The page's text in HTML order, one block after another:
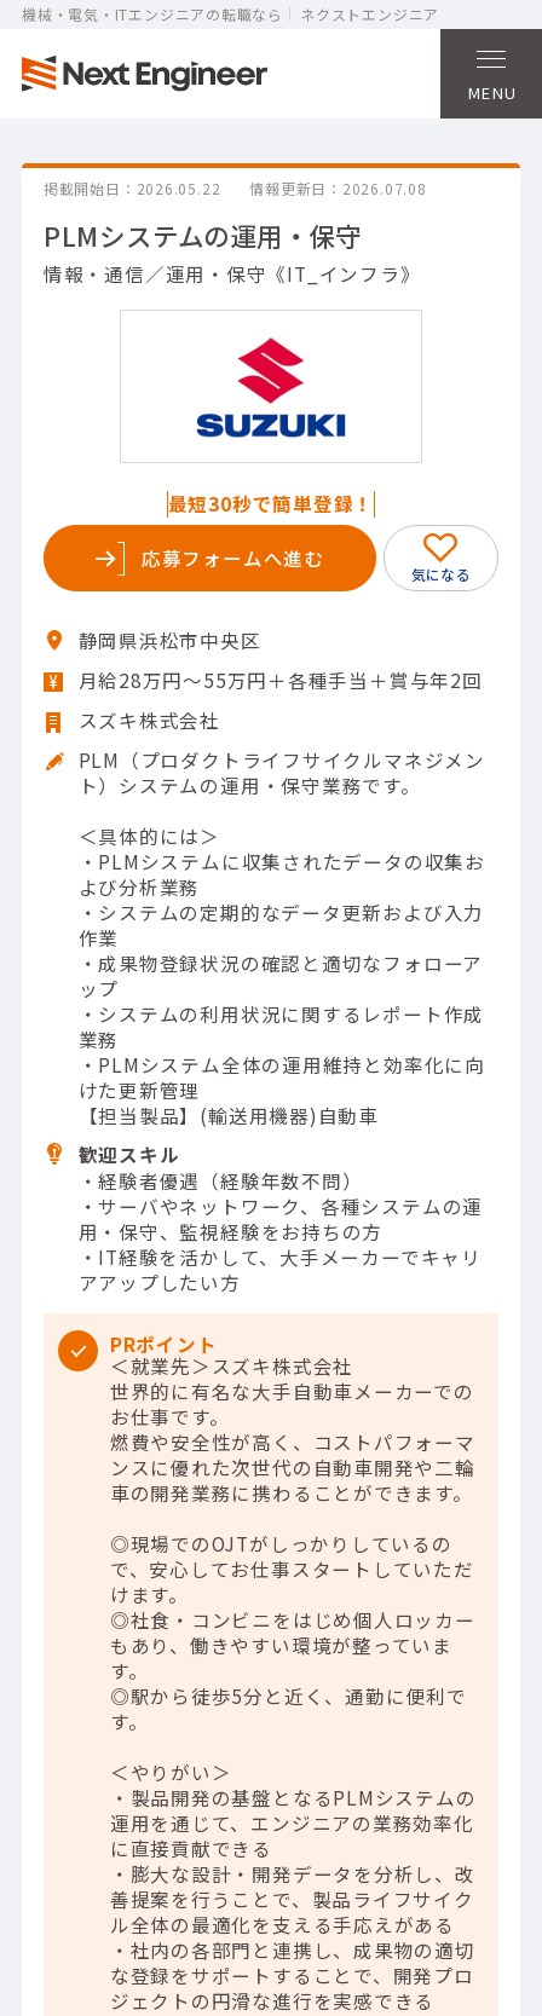
機械・電気・ITエンジニアの転職なら ネクストエンジニア
MENU
掲載開始日 2026.05.22 情報更新日 2026.07.08
PLMシステムの運用・保守
情報・通信／運用・保守《IT_インフラ》
最短30秒で簡単登録！
応募フォームへ進む
静岡県浜松市中央区
月給28万円～55万円＋各種手当＋賞与年2回
スズキ株式会社
PLM（プロダクトライフサイクルマネジメン
ト）システムの運用・保守業務です。
＜具体的には＞
・PLMシステムに収集されたデータの収集お
よび分析業務
・システムの定期的なデータ更新および入力
作業
・成果物登録状況の確認と適切なフォローア
ップ
・システムの利用状況に関するレポート作成
業務
・PLMシステム全体の運用維持と効率化に向
けた更新管理
【担当製品】(輸送用機器)自動車
歓迎スキル
・経験者優遇（経験年数不問）
・サーバやネットワーク、各種システムの運
用・保守、監視経験をお持ちの方
・IT経験を活かして、大手メーカーでキャリ
アアップしたい方
PRポイント
＜就業先＞スズキ株式会社
世界的に有名な大手自動車メーカーでの
お仕事です。
燃費や安全性が高く、コストパフォーマ
ンスに優れた次世代の自動車開発や二輪
車の開発業務に携わることができます。
◎現場でのOJTがしっかりしているの
で、安心してお仕事スタートしていただ
けます。
◎社食・コンビニをはじめ個人ロッカー
もあり、働きやすい環境が整っていま
す。
◎駅から徒歩5分と近く、通勤に便利で
す。
＜やりがい＞
・製品開発の基盤となるPLMシステムの
運用を通じて、エンジニアの業務効率化
に直接貢献できる
・膨大な設計・開発データを分析し、改
善提案を行うことで、製品ライフサイク
ル全体の最適化を支える手応えがある
・社内の各部門と連携し、成果物の適切
な登録をサポートすることで、開発プロ
ジェクトの円滑な進行を実感できる